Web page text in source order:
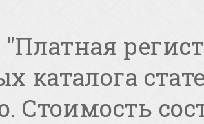
каталога
Стоимость